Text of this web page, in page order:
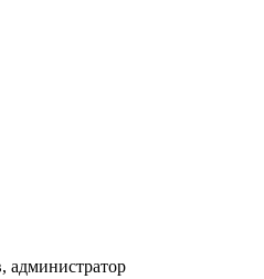
администратор